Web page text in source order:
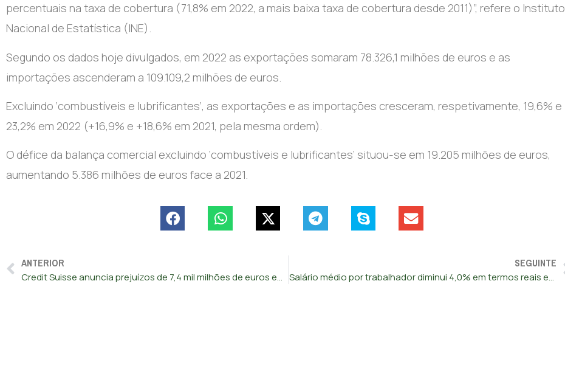
percentuais na taxa de cobertura (71,8% em 2022, a mais baixa taxa de cobertura desde 2011)”, refere o Instituto
Nacional de Estatística (INE).
Segundo os dados hoje divulgados, em 2022 as exportações somaram 78.326,1 milhões de euros e as
importações ascenderam a 109.109,2 milhões de euros.
Excluindo ‘combustíveis e lubrificantes’, as exportações e as importações cresceram, respetivamente, 19,6% e
23,2% em 2022 (+16,9% e +18,6% em 2021, pela mesma ordem).
O défice da balança comercial excluindo ‘combustíveis e lubrificantes’ situou-se em 19.205 milhões de euros,
aumentando 5.386 milhões de euros face a 2021.
ANTERIOR
Credit Suisse anuncia prejuízos de 7,4 mil milhões de euros em 2022
SEGUINTE
Salário médio por trabalhador diminui 4,0% em termos reais em 2022